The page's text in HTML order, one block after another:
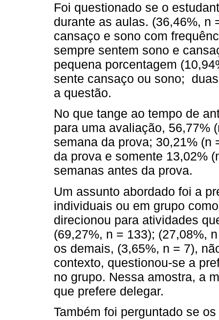
Foi questionado se o
durante as aulas. (36,46%, n
cansaço e sono com
sempre sentem sono e
pequena porcentagem
sente cansaço ou sono;
a questão.
No que tange ao tempo de
para uma avaliação, 56,77%
semana da prova; 30,21% (n
da prova e somente 13,02%
semanas antes da prova.
Um assunto abordado foi a
individuais ou em grupo
direcionou para atividades
(69,27%, n = 133); (27,08%,
os demais, (3,65%, n = 7),
contexto, questionou-se a
no grupo. Nessa amostra, a
que prefere delegar.
Também foi perguntado se